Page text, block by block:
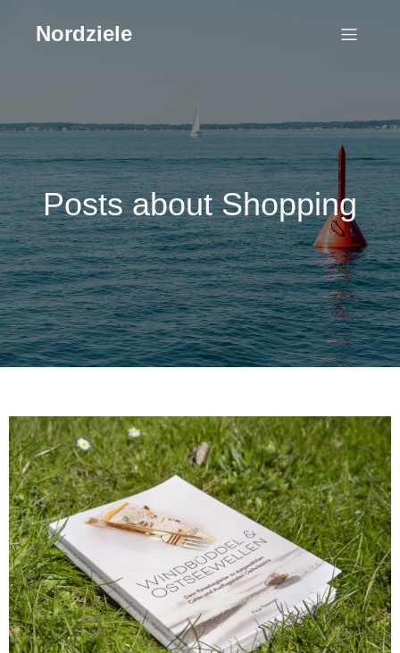
Nordziele
Posts about Shopping